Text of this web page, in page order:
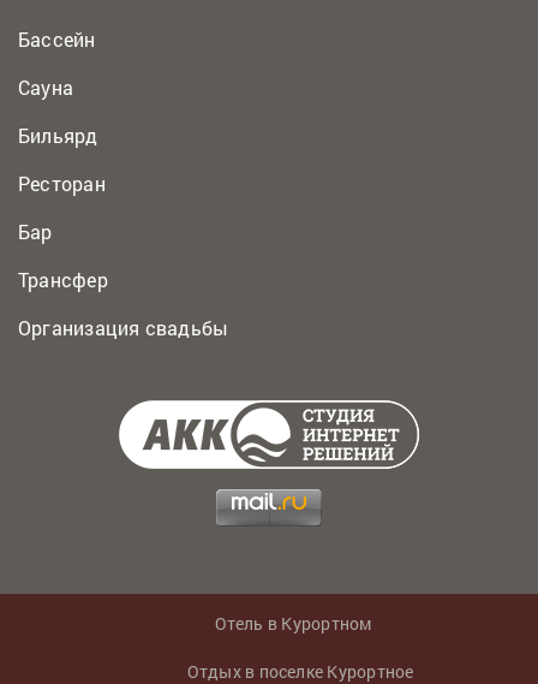
Бассейн
Сауна
Бильярд
Ресторан
Бар
Трансфер
Организация свадьбы
Отель в Курортном
Отдых в поселке Курортное